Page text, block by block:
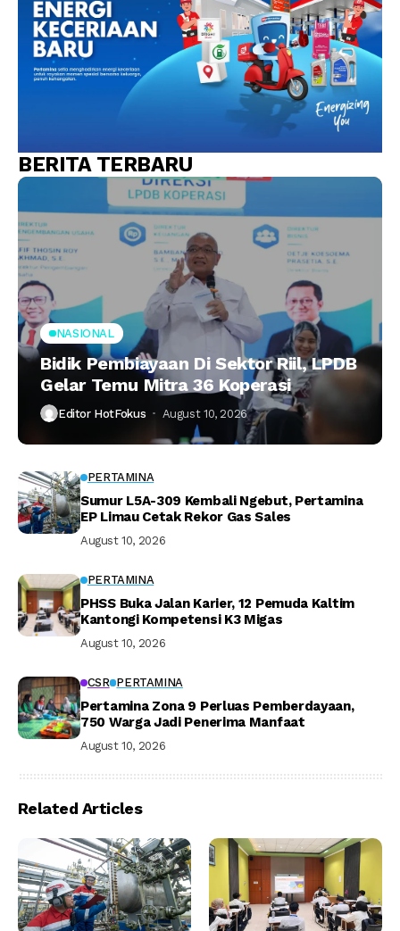
BERITA TERBARU
NASIONAL
Bidik Pembiayaan Di Sektor Riil, LPDB
Gelar Temu Mitra 36 Koperasi
Editor HotFokus August 10, 2026
PERTAMINA
Sumur L5A-309 Kembali Ngebut, Pertamina
EP Limau Cetak Rekor Gas Sales
August 10, 2026
PERTAMINA
PHSS Buka Jalan Karier, 12 Pemuda Kaltim
Kantongi Kompetensi K3 Migas
August 10, 2026
CSR PERTAMINA
Pertamina Zona 9 Perluas Pemberdayaan,
750 Warga Jadi Penerima Manfaat
August 10, 2026
Related Articles